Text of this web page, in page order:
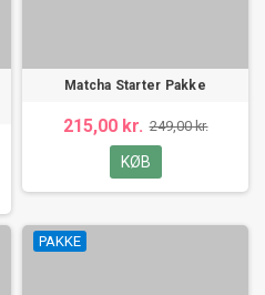
Matcha Starter Pakke
215,00 kr. 249,00 kr.
KØB
PAKKE